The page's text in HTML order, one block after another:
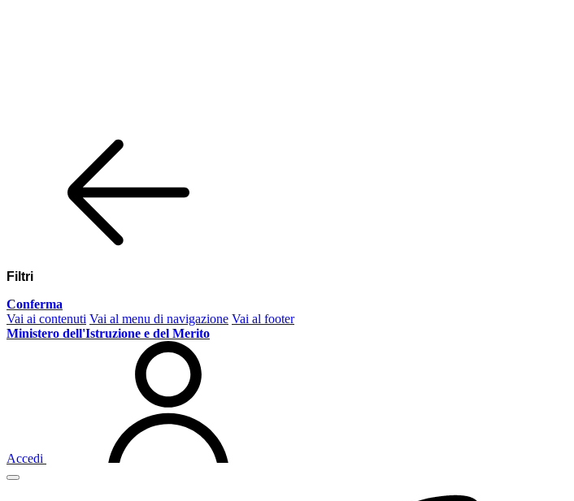
Filtri
Conferma
Vai ai contenuti Vai al menu di navigazione Vai al footer
Ministero dell'Istruzione e del Merito
Accedi